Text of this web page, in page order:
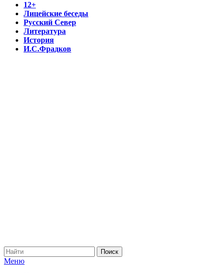
12+
Лицейские беседы
Русский Север
Литература
История
И.С.Фрадков
Меню